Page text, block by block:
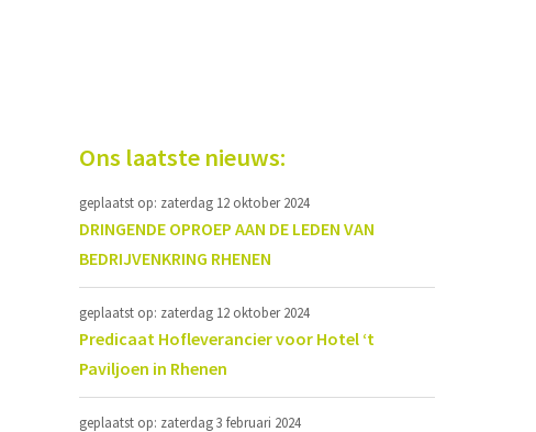
Ons laatste nieuws:
geplaatst op: zaterdag 12 oktober 2024
DRINGENDE OPROEP AAN DE LEDEN VAN
BEDRIJVENKRING RHENEN
geplaatst op: zaterdag 12 oktober 2024
Predicaat Hofleverancier voor Hotel ‘t
Paviljoen in Rhenen
geplaatst op: zaterdag 3 februari 2024